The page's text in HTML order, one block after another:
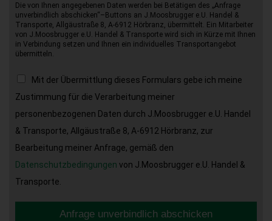
Die von Ihnen angegebenen Daten werden bei Betätigen des „Anfrage
unverbindlich abschicken“–Buttons an J.Moosbrugger e.U. Handel &
Transporte, Allgäustraße 8, A-6912 Hörbranz, übermittelt. Ein Mitarbeiter
von J.Moosbrugger e.U. Handel & Transporte wird sich in Kürze mit Ihnen
in Verbindung setzen und Ihnen ein individuelles Transportangebot
übermitteln.
Mit der Übermittlung dieses Formulars gebe ich meine
Zustimmung für die Verarbeitung meiner
personenbezogenen Daten durch J.Moosbrugger e.U. Handel
& Transporte, Allgäustraße 8, A-6912 Hörbranz, zur
Bearbeitung meiner Anfrage, gemäß den
Datenschutzbedingungen von J.Moosbrugger e.U. Handel &
Transporte.
Anfrage unverbindlich abschicken